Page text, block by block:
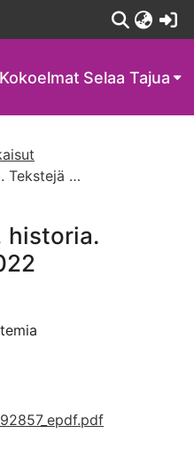
Kokoelmat Selaa Tajua
Musiikki, aatteet, historia. Tekstejä 1990–2022
historia.